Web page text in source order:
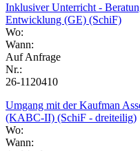
Inklusiver Unterricht -
Entwicklung (GE) (SchiF)
Wo:
Wann:
Auf Anfrage
Nr.:
26-1120410
Umgang mit der Kaufman
(KABC-II) (SchiF - dreiteilig)
Wo:
Wann: